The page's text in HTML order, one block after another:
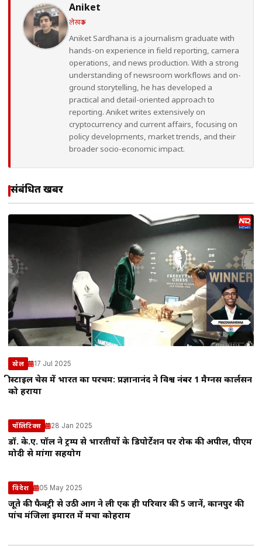
Aniket
लेखक
Aniket Sardhana is a journalism graduate with
hands-on experience in field reporting, camera
operations, and news production. With a strong
understanding of newsroom workflows and on-
ground storytelling, he has developed a
practical and detail-oriented approach to
reporting. Aniket writes extensively on
cryptocurrency and current affairs, focusing on
policy developments, market trends, and their
broader socio-economic impact.
संबंधित खबरें
खेल 17 Jul 2025
फ्रीस्टाइल चेस में भारत का परचम: प्रज्ञानानंद ने विश्व नंबर 1 मैग्नस कार्लसन
को हराया
पॉलिटिक्स 28 Jan 2025
डॉ. के.ए. पॉल ने ट्रम्प से भारतीयों के डिपोर्टेशन पर रोक की अपील, पीएम
मोदी से मांगा सहयोग
विदेश 05 May 2025
जूते की फैक्ट्री से उठी आग ने ली एक ही परिवार की 5 जानें, कानपुर की
पांच मंजिला इमारत में मचा कोहराम